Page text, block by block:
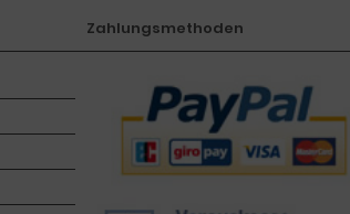
Zahlungsmethoden